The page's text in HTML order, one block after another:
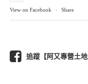
View on Facebook · Share
追蹤【阿又專營土